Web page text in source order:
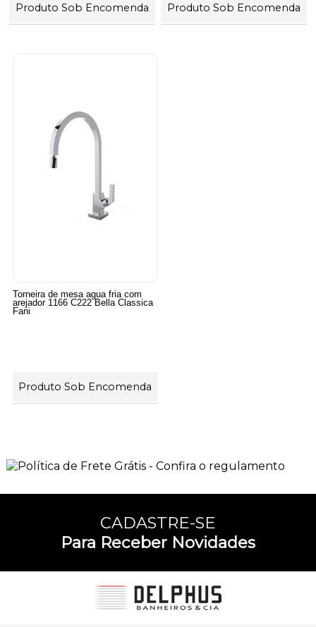
Produto Sob Encomenda Produto Sob Encomenda
Torneira de mesa agua fria com
arejador 1166 C222 Bella Classica
Fani
Produto Sob Encomenda
CADASTRE-SE
Para Receber Novidades